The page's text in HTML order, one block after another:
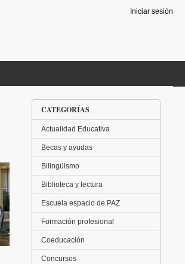
Iniciar sesión
CATEGORÍAS
Actualidad Educativa
Becas y ayudas
Bilingüismo
Biblioteca y lectura
Escuela espacio de PAZ
Formación profesional
Coeducación
Concursos